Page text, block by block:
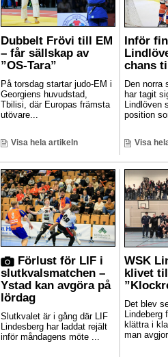
Dubbelt Frövi till EM
– får sällskap av
”OS-Tara”
På torsdag startar judo-EM i
Georgiens huvudstad,
Tbilisi, där Europas främsta
utövare...
Visa hela artikeln
Inför
chans
Den norra
har tagit
Lindlöven
position
Visa
Förlust för LIF i
slutkvalsmatchen –
Ystad kan avgöra på
lördag
Slutkvalet är i gång där LIF
Lindesberg har laddat rejält
inför måndagens möte ...
WSK
klivet
Det blev
Lindeberg
klättra i
man